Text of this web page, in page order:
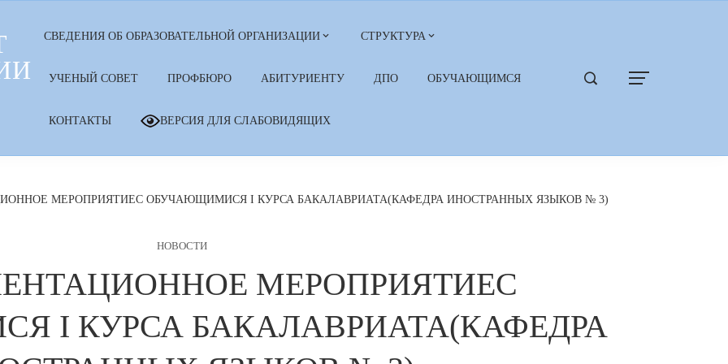
СВЕДЕНИЯ ОБ ОБРАЗОВАТЕЛЬНОЙ ОРГАНИЗАЦИИ СТРУКТУРА
УЧЕНЫЙ СОВЕТ ПРОФБЮРО АБИТУРИЕНТУ ДПО ОБУЧАЮЩИМСЯ
КОНТАКТЫ ВЕРСИЯ ДЛЯ СЛАБОВИДЯЩИХ
МЕРОПРИЯТИЕС ОБУЧАЮЩИМИСЯ I КУРСА БАКАЛАВРИАТА(КАФЕДРА ИНОСТРАННЫХ ЯЗЫКОВ № 3)
НОВОСТИ
МЕРОПРИЯТИЕС
I КУРСА БАКАЛАВРИАТА(КАФЕДРА